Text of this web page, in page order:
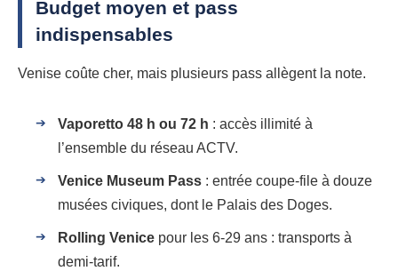
Budget moyen et pass
indispensables
Venise coûte cher, mais plusieurs pass allègent la note.
Vaporetto 48 h ou 72 h : accès illimité à
l’ensemble du réseau ACTV.
Venice Museum Pass : entrée coupe-file à douze
musées civiques, dont le Palais des Doges.
Rolling Venice pour les 6-29 ans : transports à
demi-tarif.